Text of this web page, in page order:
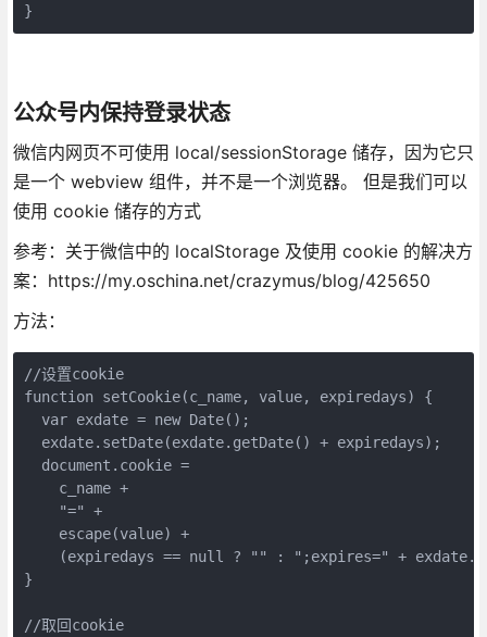
}
公众号内保持登录状态
微信内网页不可使用 local/sessionStorage 储存，因为它只
是一个 webview 组件，并不是一个浏览器。 但是我们可以
使用 cookie 储存的方式
参考：关于微信中的 localStorage 及使用 cookie 的解决方
案：https://my.oschina.net/crazymus/blog/425650
方法：
//设置cookie
function setCookie(c_name, value, expiredays) {
  var exdate = new Date();
  exdate.setDate(exdate.getDate() + expiredays);
  document.cookie =
    c_name +
    "=" +
    escape(value) +
(expiredays == null ? "" : ";expires=" +
}
//取回cookie